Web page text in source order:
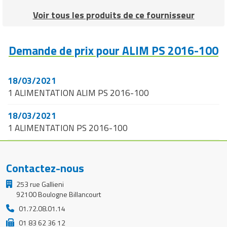
Rôtisserie professionnelle
Tables de préparation réfrigérées
Ustensile de cuisine
Vaisselle restaurant
Voir tous les produits de ce fournisseur
Demande de prix pour ALIM PS 2016-100
18/03/2021
1 ALIMENTATION ALIM PS 2016-100
18/03/2021
1 ALIMENTATION PS 2016-100
Contactez-nous
253 rue Gallieni
92100 Boulogne Billancourt
01.72.08.01.14
01 83 62 36 12